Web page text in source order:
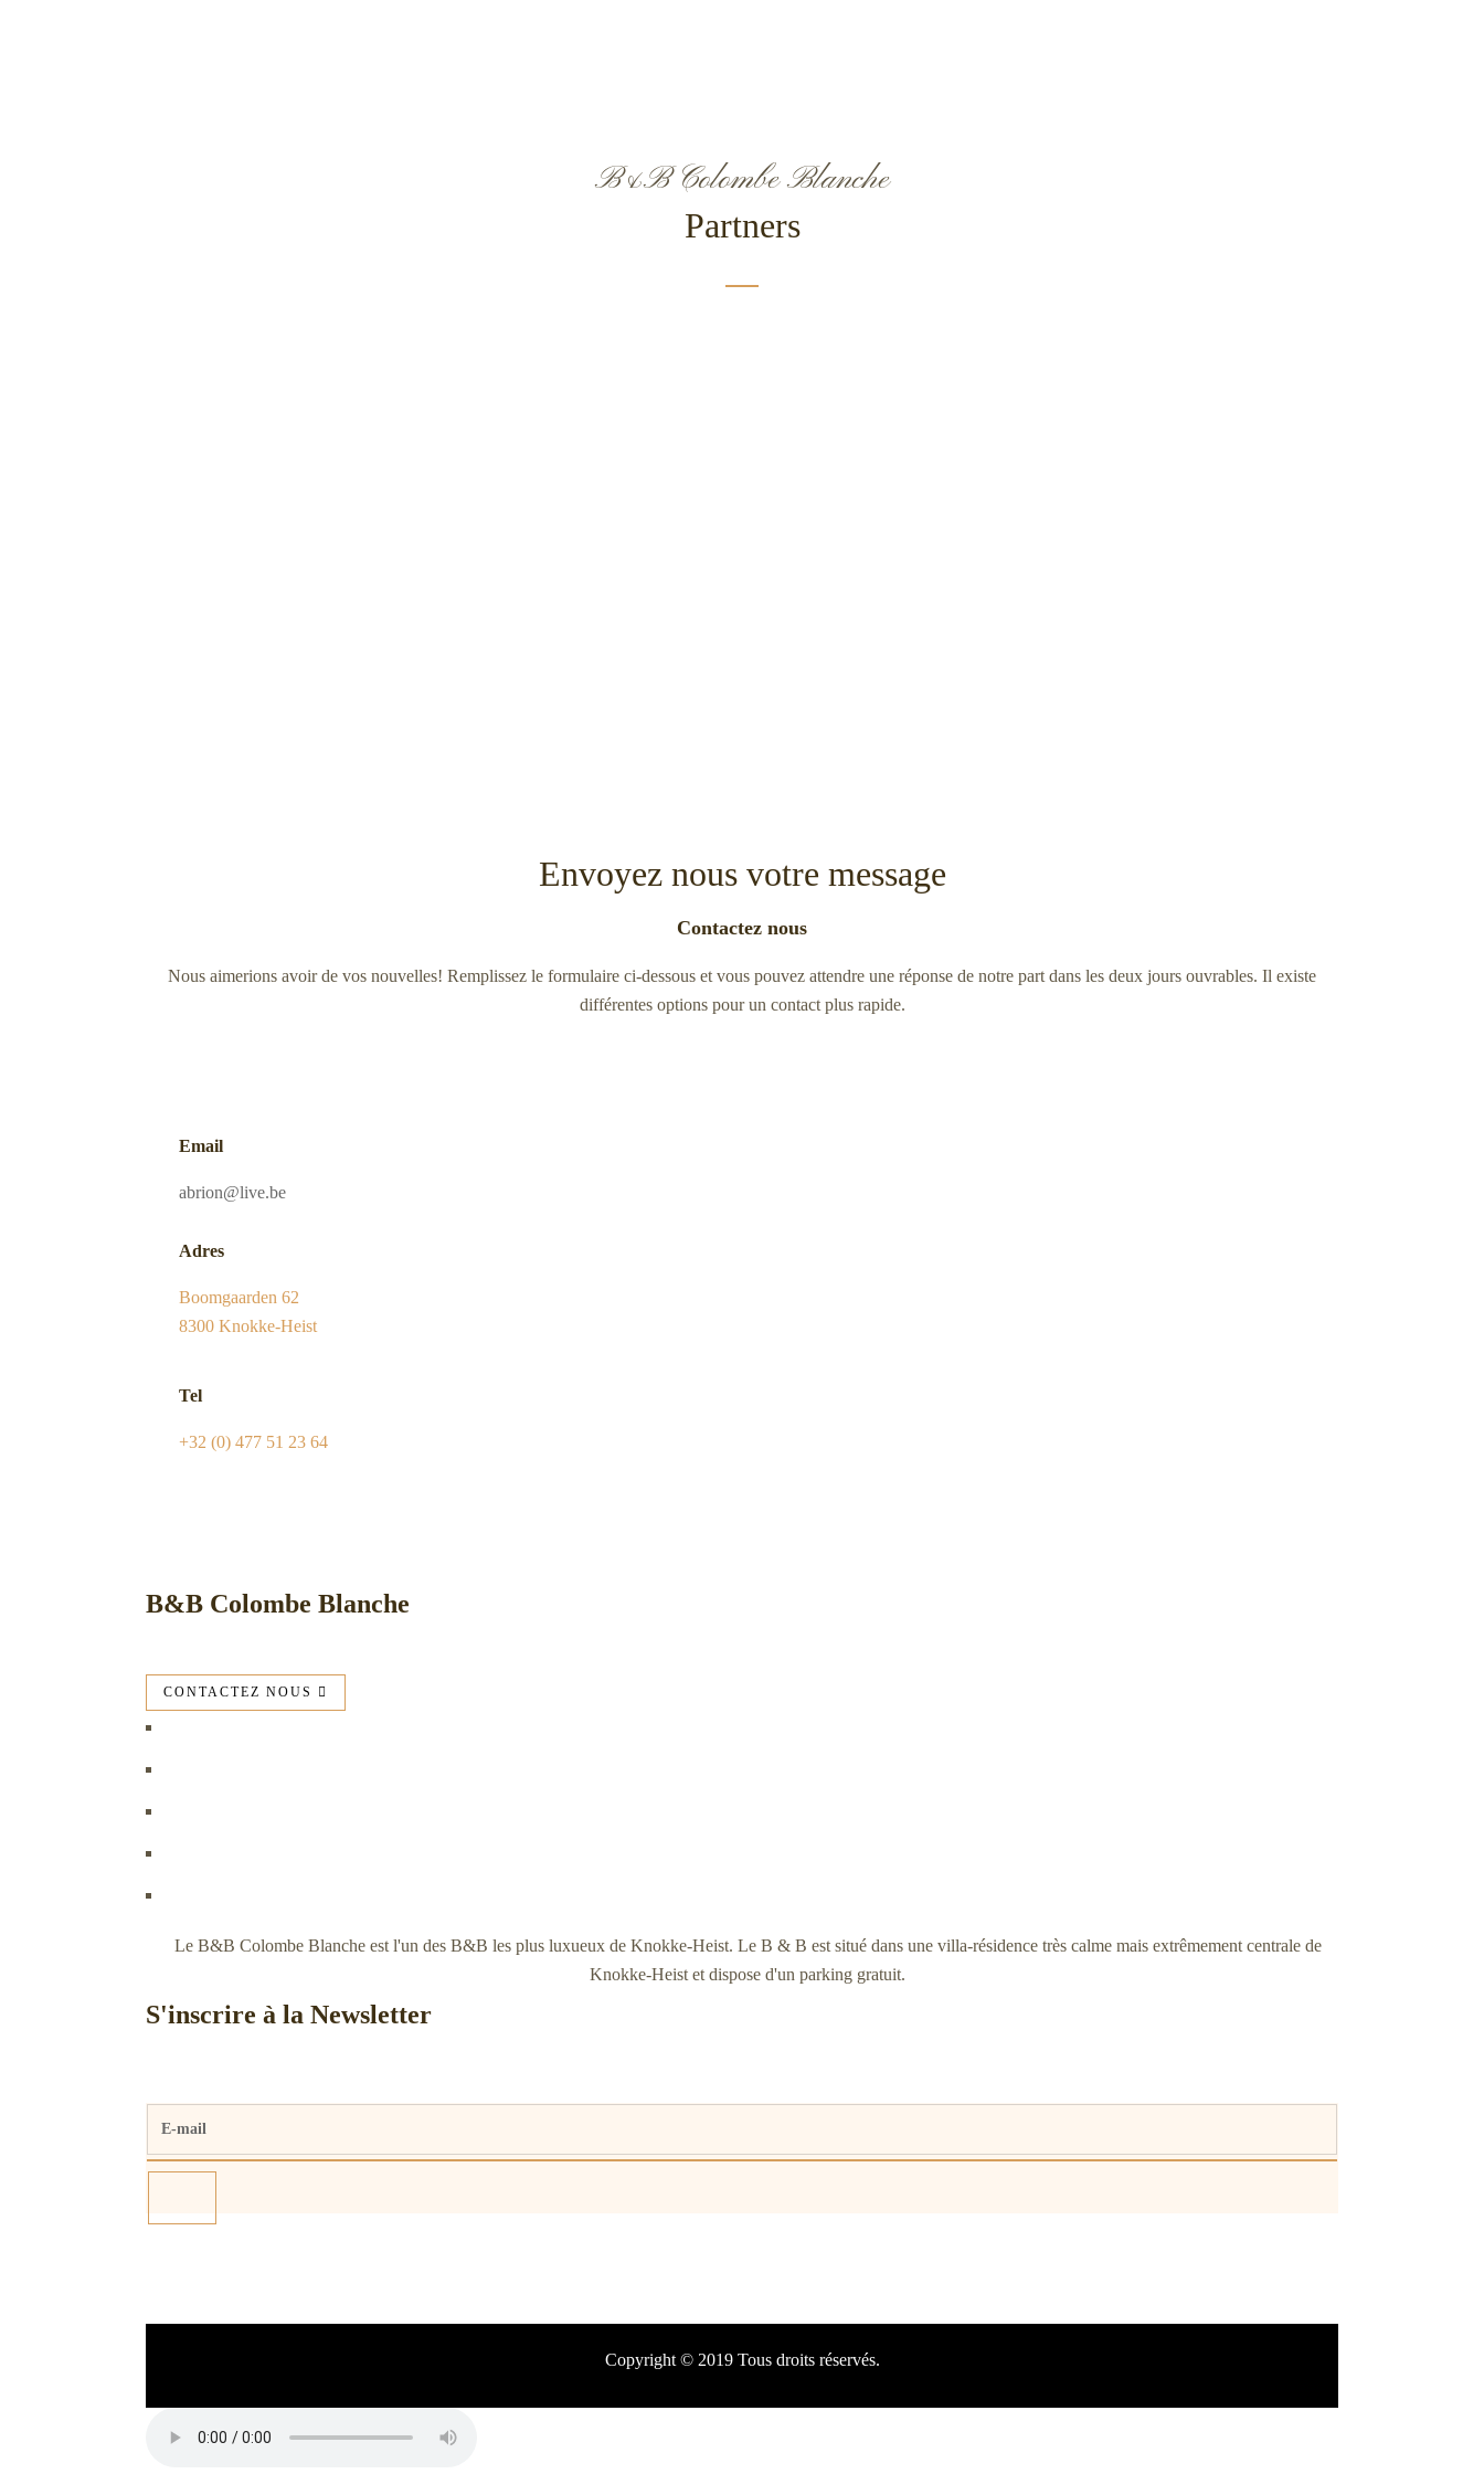
B&B Colombe Blanche
Partners
Envoyez nous votre message
Contactez nous
Nous aimerions avoir de vos nouvelles! Remplissez le formulaire ci-dessous et vous pouvez attendre une réponse de notre part dans les deux jours ouvrables. Il existe
différentes options pour un contact plus rapide.
Email
abrion@live.be
Adres
Boomgaarden 62
8300 Knokke-Heist
Tel
+32 (0) 477 51 23 64
B&B Colombe Blanche
CONTACTEZ NOUS
Le B&B Colombe Blanche est l'un des B&B les plus luxueux de Knokke-Heist. Le B & B est situé dans une villa-résidence très calme mais extrêmement centrale de
Knokke-Heist et dispose d'un parking gratuit.
S'inscrire à la Newsletter
Copyright © 2019 Tous droits réservés.